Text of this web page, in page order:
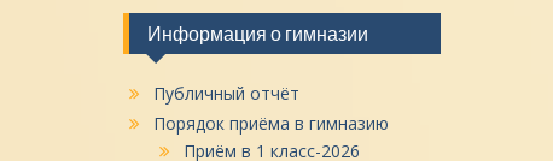
Информация о гимназии
Публичный отчёт
Порядок приёма в гимназию
Приём в 1 класс-2026